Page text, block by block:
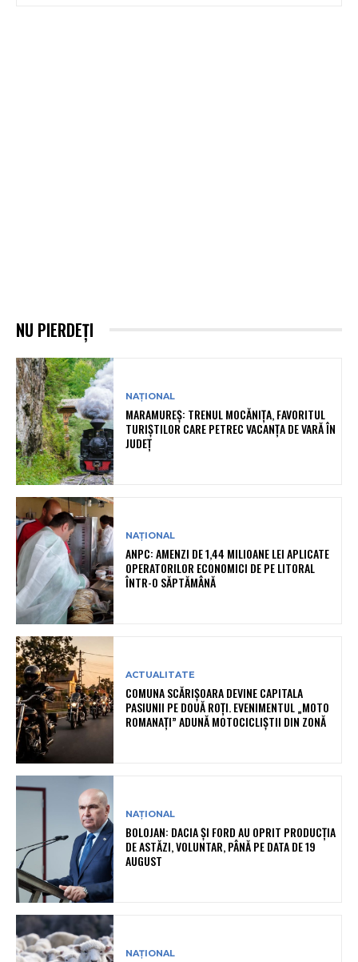
NU PIERDEȚI
NAȚIONAL
MARAMUREȘ: TRENUL MOCĂNIȚA, FAVORITUL
TURIȘTILOR CARE PETREC VACANȚA DE VARĂ ÎN
JUDEȚ
NAȚIONAL
ANPC: AMENZI DE 1,44 MILIOANE LEI APLICATE
OPERATORILOR ECONOMICI DE PE LITORAL
ÎNTR-O SĂPTĂMÂNĂ
ACTUALITATE
COMUNA SCĂRIȘOARA DEVINE CAPITALA
PASIUNII PE DOUĂ ROȚI. EVENIMENTUL „MOTO
ROMANAȚI” ADUNĂ MOTOCICLIȘTII DIN ZONĂ
NAȚIONAL
BOLOJAN: DACIA ȘI FORD AU OPRIT PRODUCȚIA
DE ASTĂZI, VOLUNTAR, PÂNĂ PE DATA DE 19
AUGUST
NAȚIONAL